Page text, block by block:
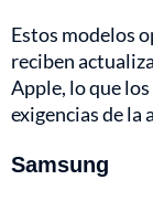
Estos modelos
reciben
Apple, lo que
exigencias de la
Samsung